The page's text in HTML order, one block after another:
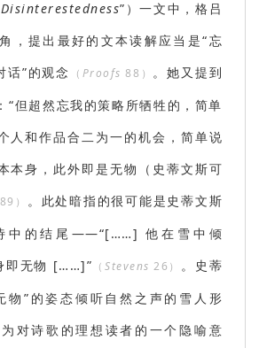
Disinterestedness”）一文中，格吕
，提出最好的文本读解应当是“忘
话”的观念
（ Proofs 88） 。她又提到
“但超然忘我的策略所牺牲的，简单
人和作品合二为一的机会，简单说
本身，此外即是无物（史蒂文斯可
89）
。此处暗指的很可能是史蒂文斯
中的结尾——“[……] 他在雪中倾
即无物 [……]” （Stevens 26）
。史蒂
物”的姿态倾听自然之声的雪人形
对诗歌的理想读者的一个隐喻意